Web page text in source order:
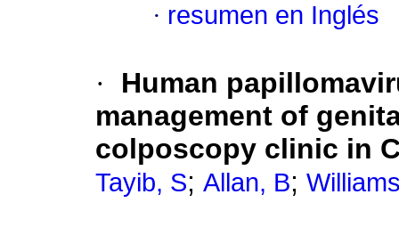
· resumen en Inglés
·
Human
management of
colposcopy clinic in
Tayib, S; Allan, B;